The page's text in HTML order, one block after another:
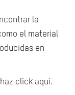
la
el material
en
click aquí.